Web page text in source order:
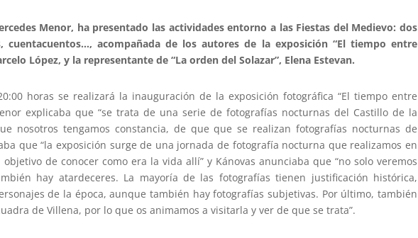
Menor, ha presentado las actividades entorno a las Fiestas del Medievo: dos
cuentacuentos…, acompañada de los autores de la exposición “El tiempo entre
López, y la representante de “La orden del Solazar”, Elena Estevan.
horas se realizará la inauguración de la exposición fotográfica “El tiempo entre
explicaba que “se trata de una serie de fotografías nocturnas del Castillo de la
nosotros tengamos constancia, de que que se realizan fotografías nocturnas de
que “la exposición surge de una jornada de fotografía nocturna que realizamos en
de conocer como era la vida allí” y Kánovas anunciaba que “no solo veremos
hay atardeceres. La mayoría de las fotografías tienen justificación histórica,
de la época, aunque también hay fotografías subjetivas. Por último, también
de Villena, por lo que os animamos a visitarla y ver de que se trata”.